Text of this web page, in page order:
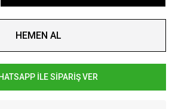
HEMEN AL
İLE SİPARİŞ VER